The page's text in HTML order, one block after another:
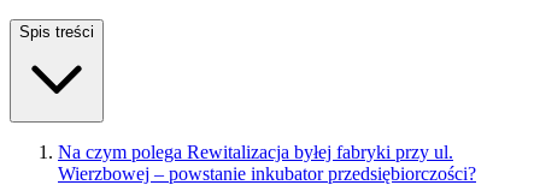
Spis treści
Na czym polega Rewitalizacja byłej fabryki przy ul.
Wierzbowej – powstanie inkubator przedsiębiorczości?